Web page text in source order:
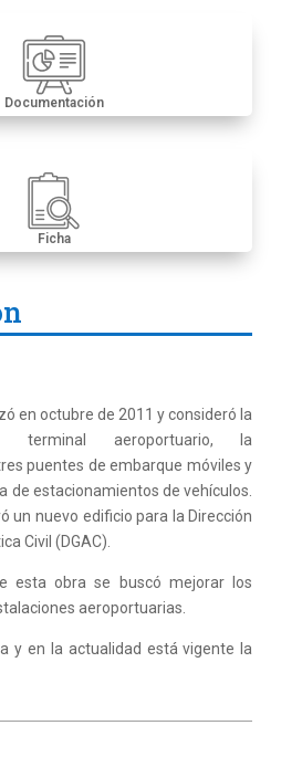
Documentación
Ficha
en octubre de 2011 y consideró la
terminal aeroportuario, la
puentes de embarque móviles y
de estacionamientos de vehículos.
un nuevo edificio para la Dirección
Civil (DGAC).
esta obra se buscó mejorar los
aeroportuarias.
y en la actualidad está vigente la